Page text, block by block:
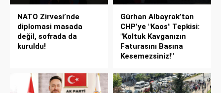
NATO Zirvesi’nde
diplomasi masada
değil, sofrada da
kuruldu!
Gürhan Albayrak’tan
CHP’ye "Kaos" Tepkisi:
"Koltuk Kavganızın
Faturasını Basına
Kesemezsiniz!"